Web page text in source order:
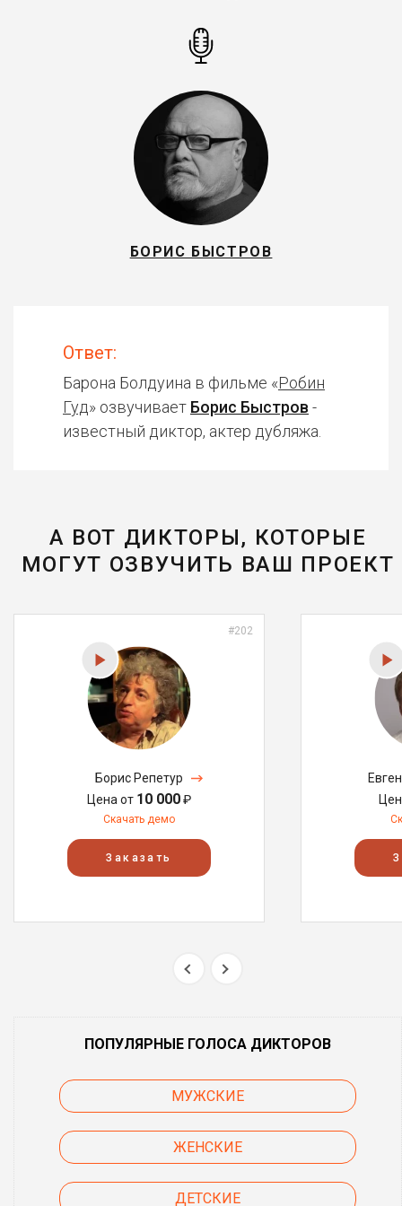
БОРИС БЫСТРОВ
Ответ:
Барона Болдуина в фильме «Робин
Гуд» озвучивает Борис Быстров -
известный диктор, актер дубляжа.
А ВОТ ДИКТОРЫ, КОТОРЫЕ
МОГУТ ОЗВУЧИТЬ ВАШ ПРОЕКТ
#202
Борис Репетур
Цена от 10 000₽
Скачать демо
Заказать
ПОПУЛЯРНЫЕ ГОЛОСА ДИКТОРОВ
МУЖСКИЕ
ЖЕНСКИЕ
ДЕТСКИЕ